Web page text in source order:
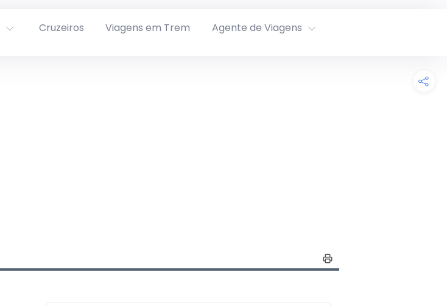
Cruzeiros Viagens em Trem Agente de Viagens